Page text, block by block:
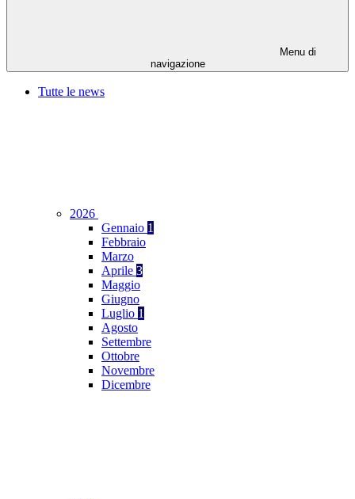
Menu di
navigazione
Tutte le news
2026
Gennaio 1
Febbraio
Marzo
Aprile 3
Maggio
Giugno
Luglio 1
Agosto
Settembre
Ottobre
Novembre
Dicembre